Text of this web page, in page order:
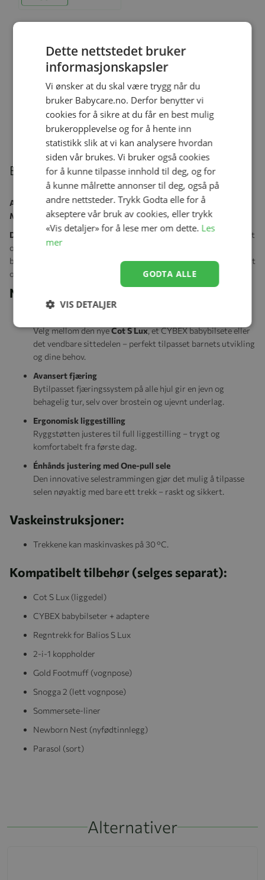
Beskrivelse
Aldersgruppe:Fra nyfødt til ca. 4 år
Maks vekt:22 kg
Designet for bylivet, gir Cybex Balios S Lux deg trygghet, komfort
og fleksibilitet i en moderne hverdag. Den er laget for å takle alt
bymiljøet har å by på – med god støtdemping, ergonomisk komfort
og smarte løsninger fra første trilletur.
Nøkkelfunksjoner:
Velg mellom den nyeCot S Lux, et CYBEX babybilsete eller
det vendbare sittedelen – perfekt tilpasset barnets utvikling
og dine behov.
Avansert fjæring
Bytilpasset fjæringssystem på alle hjul gir en jevn og
behagelig tur, selv over brostein og ujevnt underlag.
Ergonomisk liggestilling
Ryggstøtten justeres til full liggestilling – trygt og
komfortabelt fra første dag.
Énhånds justering med One-pull sele
Den innovative selestrammingen gjør det mulig å tilpasse
selen nøyaktig med bare ett trekk – raskt og sikkert.
Vaskeinstruksjoner:
Trekkene kan maskinvaskes på 30 °C.
Kompatibelt tilbehør (selges separat):
Cot S Lux (liggedel)
CYBEX babybilseter + adaptere
Regntrekk for Balios S Lux
2-i-1 koppholder
Gold Footmuff (vognpose)
Snogga 2 (lett vognpose)
Sommersete-liner
Newborn Nest (nyfødtinnlegg)
Parasol (sort)
Cybex Balios S Lux, Almond
Beige, Komplett barnevogn
kr 6 990,00
Alternativer
Dette nettstedet bruker
informasjonskapsler
Vi ønsker at du skal være trygg når du
bruker Babycare.no. Derfor benytter vi
cookies for å sikre at du får en best mulig
brukeropplevelse og for å hente inn
statistikk slik at vi kan analysere hvordan
siden vår brukes. Vi bruker også cookies
for å kunne tilpasse innhold til deg, og for
å kunne målrette annonser til deg, også på
andre nettsteder. Trykk Godta elle for å
akseptere vår bruk av cookies, eller trykk
«Vis detaljer» for å lese mer om dette. Les
mer
GODTA ALLE
VIS DETALJER